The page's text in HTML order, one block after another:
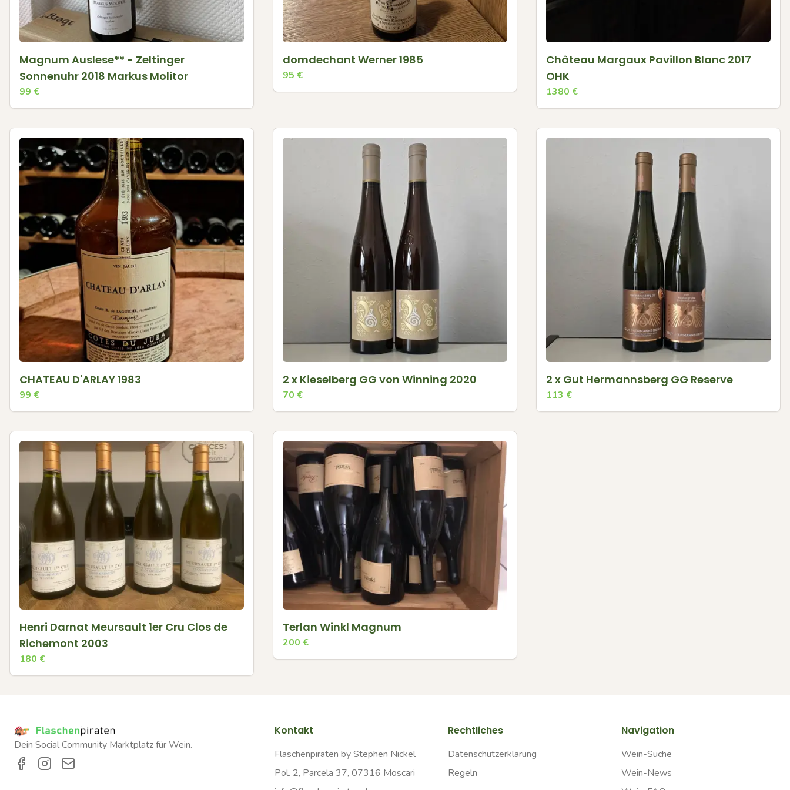
Magnum Auslese** - Zeltinger
Sonnenuhr 2018 Markus Molitor
99 €
domdechant Werner 1985
95 €
Château Margaux Pavillon Blanc 2017
OHK
1380 €
CHATEAU D'ARLAY 1983
99 €
2 x Kieselberg GG von Winning 2020
70 €
2 x Gut Hermannsberg GG Reserve
113 €
Henri Darnat Meursault 1er Cru Clos de
Richemont 2003
180 €
Terlan Winkl Magnum
200 €
Dein Social Community Marktplatz für Wein.
Kontakt
Flaschenpiraten by Stephen Nickel
Pol. 2, Parcela 37, 07316 Moscari
Rechtliches
Datenschutzerklärung
Regeln
Navigation
Wein-Suche
Wein-News